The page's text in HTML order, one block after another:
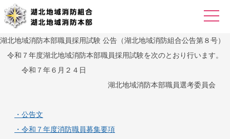
湖北地域消防本部職員採用試験 公告（湖北地域消防組合公告第８号）
令和７年度湖北地域消防本部職員採用試験を次のとおり行います。
令和７年６月２４日
湖北地域消防本部職員選考委員会
・公告文
・令和７年度消防職員募集要項